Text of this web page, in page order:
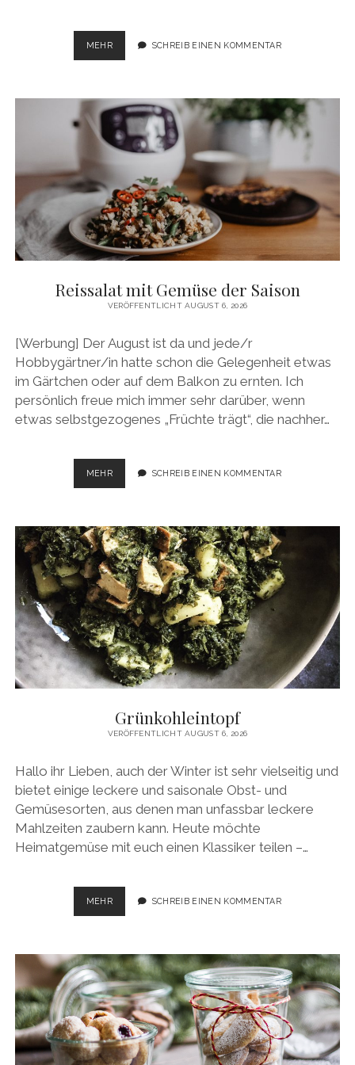
MEHRBLUMENKOHLWINGS
MIT
SAUCE
SCHREIB EINEN KOMMENTAR
Reissalat mit Gemüse der Saison
VERÖFFENTLICHT AUGUST 6, 2026
[Werbung] Der August ist da und jede/r
Hobbygärtner/in hatte schon die Gelegenheit etwas
im Gärtchen oder auf dem Balkon zu ernten. Ich
persönlich freue mich immer sehr darüber, wenn
etwas selbstgezogenes „Früchte trägt“, die nachher…
MEHRREISSALAT
MIT
SAISON
SCHREIB EINEN KOMMENTAR
Grünkohleintopf
VERÖFFENTLICHT AUGUST 6, 2026
Hallo ihr Lieben, auch der Winter ist sehr vielseitig und
bietet einige leckere und saisonale Obst- und
Gemüsesorten, aus denen man unfassbar leckere
Mahlzeiten zaubern kann. Heute möchte
Heimatgemüse mit euch einen Klassiker teilen –…
MEHRGRÜNKOHLEINTOPF
SCHREIB EINEN KOMMENTAR